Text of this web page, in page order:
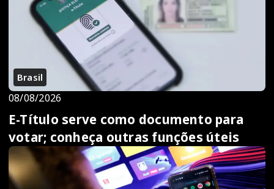
Brasil
08/08/2026
E-Título serve como documento para
votar; conheça outras funções úteis